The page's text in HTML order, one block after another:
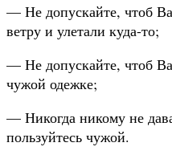
— Не допускайте, чтоб
ветру и улетали куда-то;
— Не допускайте, чтоб
чужой одежке;
— Никогда никому не
пользуйтесь чужой.